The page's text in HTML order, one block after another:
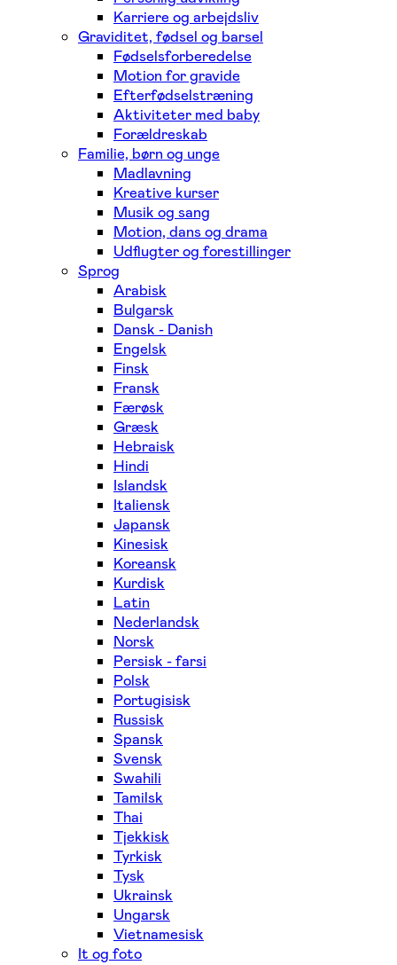
Karriere og arbejdsliv
Graviditet, fødsel og barsel
Fødselsforberedelse
Motion for gravide
Efterfødselstræning
Aktiviteter med baby
Forældreskab
Familie, børn og unge
Madlavning
Kreative kurser
Musik og sang
Motion, dans og drama
Udflugter og forestillinger
Sprog
Arabisk
Bulgarsk
Dansk - Danish
Engelsk
Finsk
Fransk
Færøsk
Græsk
Hebraisk
Hindi
Islandsk
Italiensk
Japansk
Kinesisk
Koreansk
Kurdisk
Latin
Nederlandsk
Norsk
Persisk - farsi
Polsk
Portugisisk
Russisk
Spansk
Svensk
Swahili
Tamilsk
Thai
Tjekkisk
Tyrkisk
Tysk
Ukrainsk
Ungarsk
Vietnamesisk
It og foto